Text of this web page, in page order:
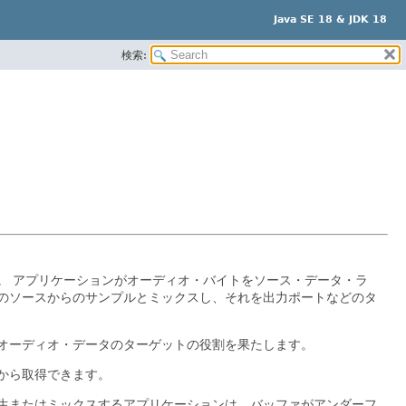
Java SE 18 & JDK 18
検索:
アプリケーションがオーディオ・バイトをソース・データ・ラ
ソースからのサンプルとミックスし、それを出力ポートなどのタ
ディオ・データのターゲットの役割を果たします。
取得できます。